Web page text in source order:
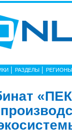
РАЗДЕЛЫ РЕГИОНЫ